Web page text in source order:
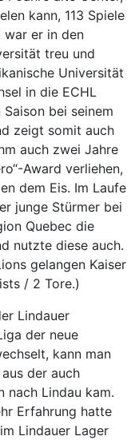
kann, 113 Spiele
war er in den
treu und
Universität
in die ECHL
bei seinem
zeigt somit auch
auch zwei Jahre
Award verliehen,
dem Eis. Im Laufe
junge Stürmer bei
Quebec die
nutzte diese auch.
gelangen Kaiser
/ 2 Tore.)
Lindauer
der neue
kann man
der auch
nach Lindau kam.
Erfahrung hatte
Lindauer Lager